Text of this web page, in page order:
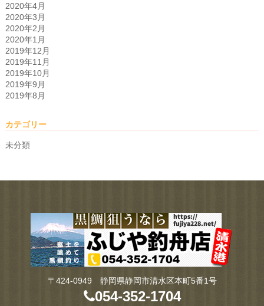
2020年4月
2020年3月
2020年2月
2020年1月
2019年12月
2019年11月
2019年10月
2019年9月
2019年8月
カテゴリー
未分類
〒424-0949 静岡県静岡市清水区本町5番1号
054-352-1704